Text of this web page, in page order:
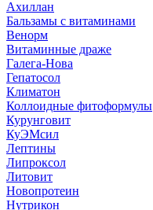
Ахиллан
Бальзамы с витаминами
Венорм
Витаминные драже
Галега-Нова
Гепатосол
Климатон
Коллоидные фитоформулы
Курунговит
КуЭМсил
Лептины
Липроксол
Литовит
Новопротеин
Нутрикон